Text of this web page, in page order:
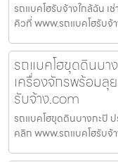
รถแบคโฮรับจ้างใกล้ฉัน
คิวที่ www.รถแบคโฮรับจ้
รถแบคโฮขุดดินบา
เครื่องจักรพร้อมลุ
รับจ้าง.com
รถแบคโฮขุดดินบางกะปิ
คลิก www.รถแบคโฮรับจ้